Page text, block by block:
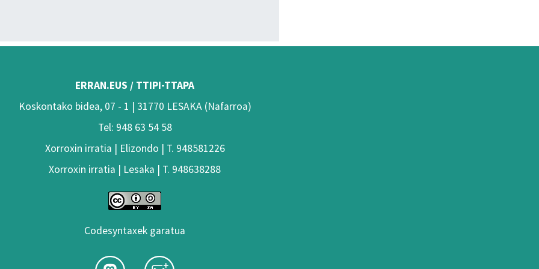
ERRAN.EUS / TTIPI-TTAPA
Koskontako bidea, 07 - 1 | 31770 LESAKA (Nafarroa)
Tel: 948 63 54 58
Xorroxin irratia | Elizondo | T. 948581226
Xorroxin irratia | Lesaka | T. 948638288
Codesyntaxek garatua